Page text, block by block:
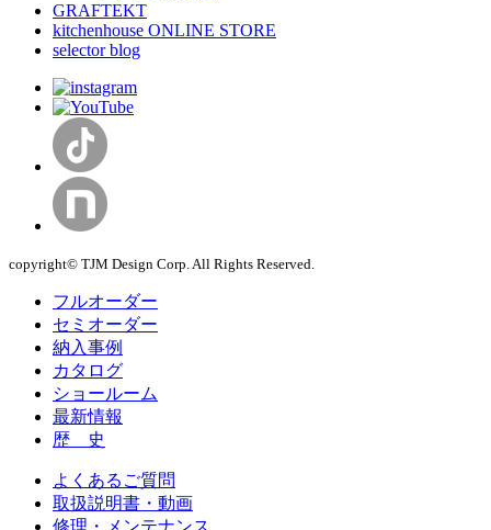
GRAFTEKT
kitchenhouse ONLINE STORE
selector blog
copyright© TJM Design Corp. All Rights Reserved.
フルオーダー
セミオーダー
納入事例
カタログ
ショールーム
最新情報
歴 史
よくあるご質問
取扱説明書・動画